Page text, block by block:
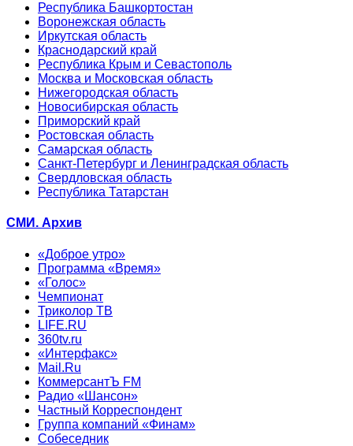
Республика Башкортостан
Воронежская область
Иркутская область
Краснодарский край
Республика Крым и Севастополь
Москва и Московская область
Нижегородская область
Новосибирская область
Приморский край
Ростовская область
Самарская область
Санкт-Петербург и Ленинградская область
Свердловская область
Республика Татарстан
СМИ. Архив
«Доброе утро»
Программа «Время»
«Голос»
Чемпионат
Триколор ТВ
LIFE.RU
360tv.ru
«Интерфакс»
Mail.Ru
КоммерсантЪ FM
Радио «Шансон»
Частный Корреспондент
Группа компаний «Финам»
Собеседник